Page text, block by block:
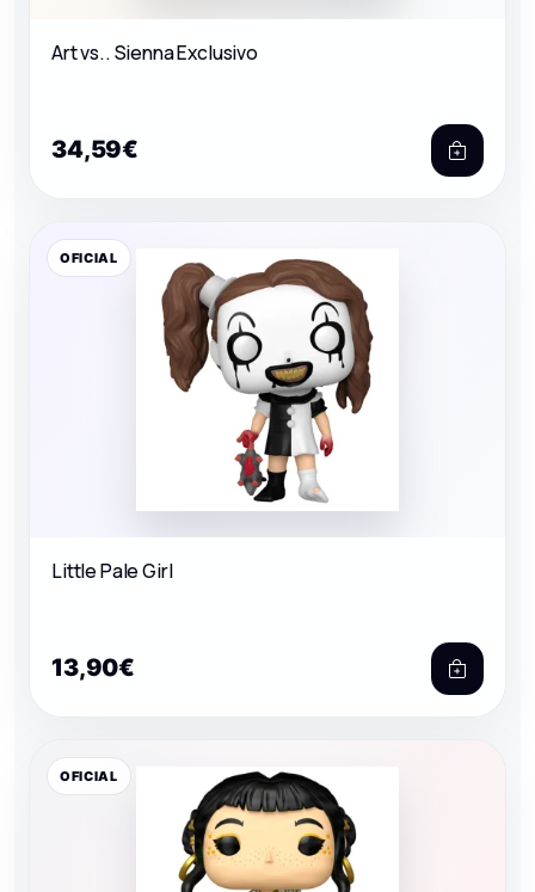
Art vs.. Sienna Exclusivo
34,59€
OFICIAL
Little Pale Girl
13,90€
OFICIAL